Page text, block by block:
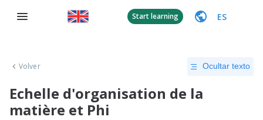
Start learning ES
Volver Ocultar texto
Echelle d'organisation de la
matière et Phi